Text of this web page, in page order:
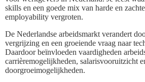
skills en een goede mix van harde en
employability vergroten.
De Nederlandse arbeidsmarkt verandert
vergrijzing en een groeiende vraag naar
Daardoor beïnvloeden vaardigheden
carrièremogelijkheden, salarisvooruitzicht
doorgroeimogelijkheden.